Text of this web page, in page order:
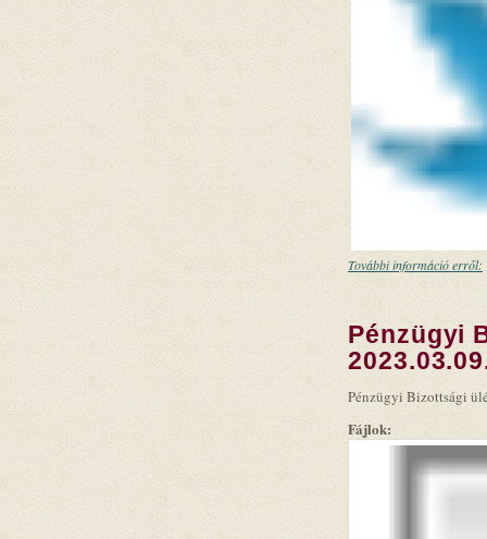
További információ erről:
Pénzügyi
Pénzügyi Bizottsági
Fájlok: